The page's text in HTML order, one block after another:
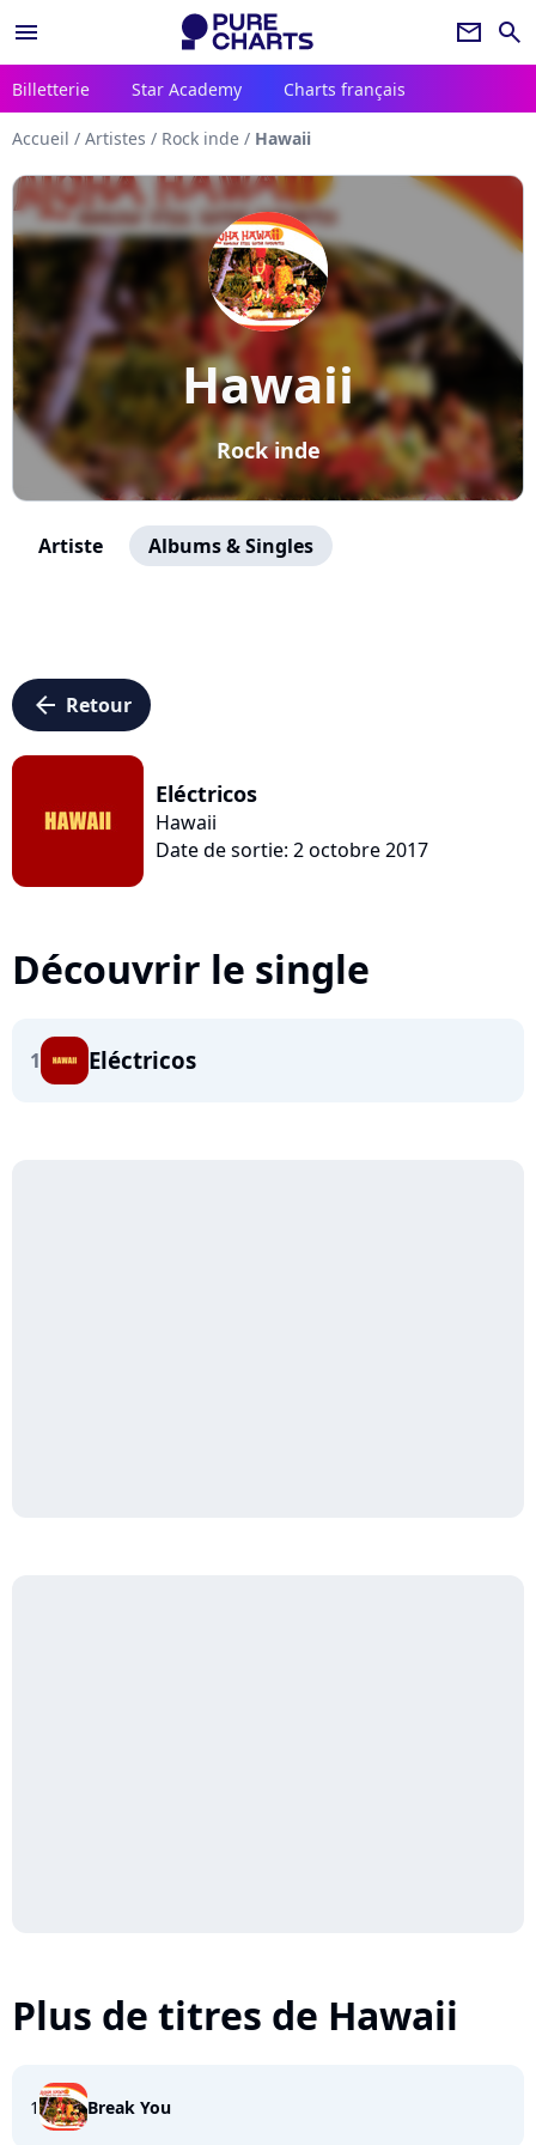
menu newsletter search
Billetterie Star Academy Charts français
Accueil / Artistes / Rock inde / Hawaii
Hawaii
Rock inde
Artiste Albums & Singles
arrow_left Retour
Eléctricos
Hawaii
Date de sortie: 2 octobre 2017
Découvrir le single
1 Eléctricos
Plus de titres de Hawaii
1 Break You